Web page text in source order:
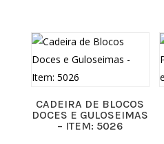
CADEIRA DE BLOCOS
DOCES E GULOSEIMAS
– ITEM: 5026